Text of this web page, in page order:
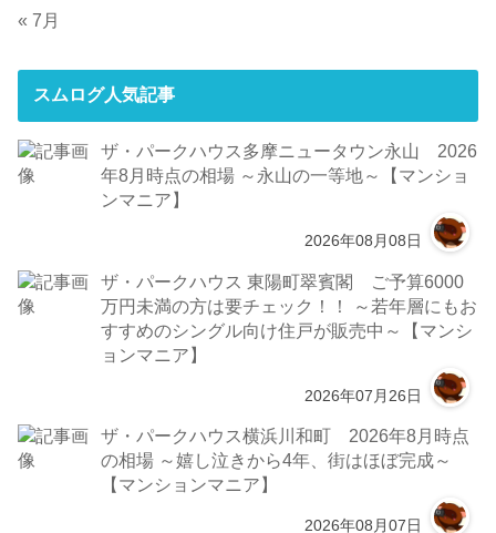
« 7月
スムログ人気記事
ザ・パークハウス多摩ニュータウン永山 2026
年8月時点の相場 ～永山の一等地～【マンショ
ンマニア】
2026年08月08日
ザ・パークハウス 東陽町翠賓閣 ご予算6000
万円未満の方は要チェック！！ ～若年層にもお
すすめのシングル向け住戸が販売中～【マンシ
ョンマニア】
2026年07月26日
ザ・パークハウス横浜川和町 2026年8月時点
の相場 ～嬉し泣きから4年、街はほぼ完成～
【マンションマニア】
2026年08月07日